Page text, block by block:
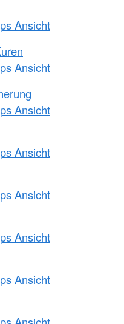
Ansicht
Ansicht
Ansicht
Ansicht
Ansicht
Ansicht
Ansicht